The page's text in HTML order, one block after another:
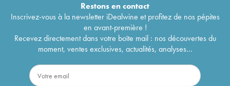
Restons encontact
Inscrivez-vous à la newsletter iDealwine et profitez de nos pépites
en avant-première !
Recevez directement dans votre boîte mail : nos découvertes du
moment, ventes exclusives, actualités, analyses...